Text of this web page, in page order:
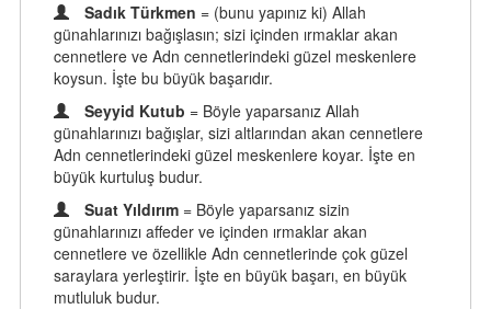
Sadık Türkmen = (bunu yapınız ki) Allah
günahlarınızı bağışlasın; sizi içinden ırmaklar akan
cennetlere ve Adn cennetlerindeki güzel meskenlere
koysun. İşte bu büyük başarıdır.
Seyyid Kutub = Böyle yaparsanız Allah
günahlarınızı bağışlar, sizi altlarından akan cennetlere
Adn cennetlerindeki güzel meskenlere koyar. İşte en
büyük kurtuluş budur.
Suat Yıldırım = Böyle yaparsanız sizin
günahlarınızı affeder ve içinden ırmaklar akan
cennetlere ve özellikle Adn cennetlerinde çok güzel
saraylara yerleştirir. İşte en büyük başarı, en büyük
mutluluk budur.